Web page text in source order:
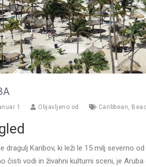
1 Objavljeno od Caribbean,
dragulj Karibov, ki leži le 15 milj severno
čisti vodi in živahni kulturni sceni, je